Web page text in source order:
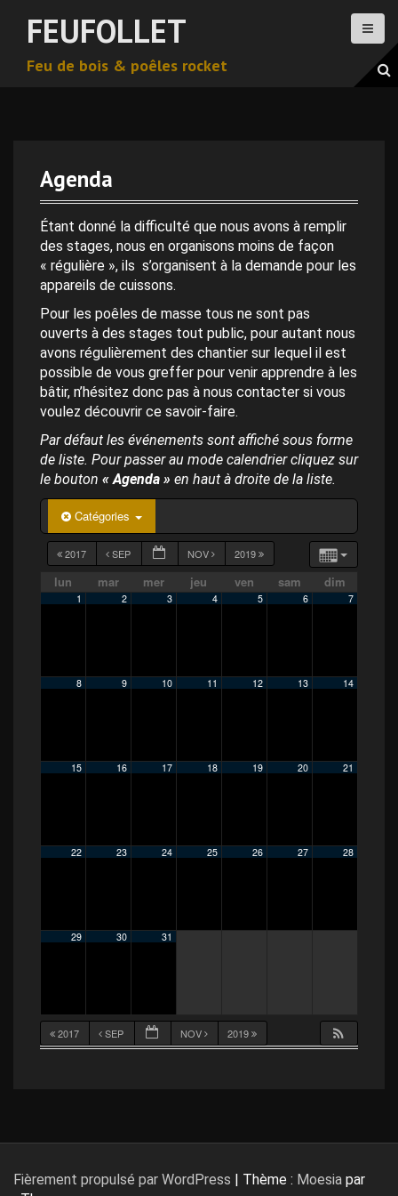
FEUFOLLET
Feu de bois & poêles rocket
Agenda
Étant donné la difficulté que nous avons à remplir
des stages, nous en organisons moins de façon
« régulière », ils s’organisent à la demande pour les
appareils de cuissons.
Pour les poêles de masse tous ne sont pas
ouverts à des stages tout public, pour autant nous
avons régulièrement des chantier sur lequel il est
possible de vous greffer pour venir apprendre à les
bâtir, n’hésitez donc pas à nous contacter si vous
voulez découvrir ce savoir-faire.
Par défaut les événements sont affiché sous forme
de liste. Pour passer au mode calendrier cliquez sur
le bouton « Agenda » en haut à droite de la liste.
Catégories
2017 SEP NOV 2019
lun mar mer jeu ven sam dim
1 2 3 4 5 6 7
8 9 10 11 12 13 14
15 16 17 18 19 20 21
22 23 24 25 26 27 28
29 30 31
2017 SEP NOV 2019
Fièrement propulsé par WordPress | Thème : Moesia par